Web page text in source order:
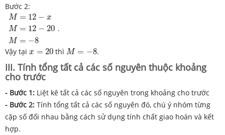
Bước 2:
M = 12 − x
M = 12 − 20
M = −8
M=12−x =
.
Vậy tại x = 20
x =20 thìM = −8
M= .
III. Tính tổng tất cả các số nguyên thuộc khoảng
cho trước
- Bước 1: Liệt kê tất cả các số nguyên trong khoảng cho trước
- Bước 2: Tính tổng tất cả các số nguyên đó, chú ý nhóm từng
cặp số đối nhau bằng cách sử dụng tính chất giao hoán và kết
hợp.